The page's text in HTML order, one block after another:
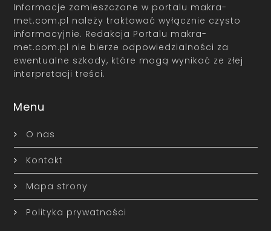
Informacje zamieszczone w portalu makra-
met.com.pl należy traktować wyłącznie czysto
informacyjnie. Redakcja Portalu makra-
met.com.pl nie bierze odpowiedzialności za
ewentualne szkody, które mogą wynikać ze złej
interpretacji treści.
Menu
O nas
Kontakt
Mapa strony
Polityka prywatności